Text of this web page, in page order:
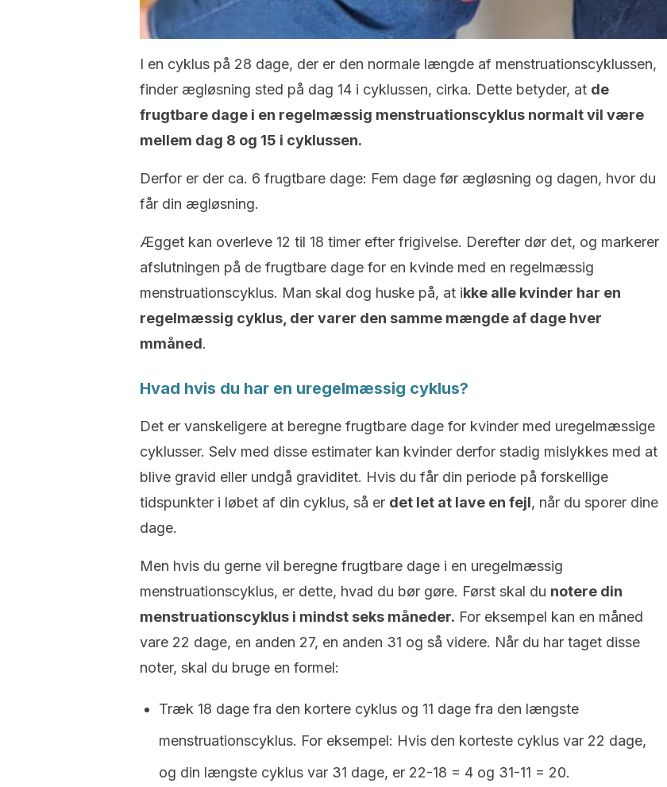
I en cyklus på 28 dage, der er den normale længde af menstruationscyklussen,
finder ægløsning sted på dag 14 i cyklussen, cirka. Dette betyder, at de
frugtbare dage i en regelmæssig menstruationscyklus normalt vil være
mellem dag 8 og 15 i cyklussen.
Derfor er der ca. 6 frugtbare dage: Fem dage før ægløsning og dagen, hvor du
får din ægløsning.
Ægget kan overleve 12 til 18 timer efter frigivelse. Derefter dør det, og markerer
afslutningen på de frugtbare dage for en kvinde med en regelmæssig
menstruationscyklus. Man skal dog huske på, at ikke alle kvinder har en
regelmæssig cyklus, der varer den samme mængde af dage hver
mmåned.
Hvad hvis du har en uregelmæssig cyklus?
Det er vanskeligere at beregne frugtbare dage for kvinder med uregelmæssige
cyklusser. Selv med disse estimater kan kvinder derfor stadig mislykkes med at
blive gravid eller undgå graviditet. Hvis du får din periode på forskellige
tidspunkter i løbet af din cyklus, så er det let at lave en fejl, når du sporer dine
dage.
Men hvis du gerne vil beregne frugtbare dage i en uregelmæssig
menstruationscyklus, er dette, hvad du bør gøre. Først skal du notere din
menstruationscyklus i mindst seks måneder. For eksempel kan en måned
vare 22 dage, en anden 27, en anden 31 og så videre. Når du har taget disse
noter, skal du bruge en formel:
Træk 18 dage fra den kortere cyklus og 11 dage fra den længste
menstruationscyklus. For eksempel: Hvis den korteste cyklus var 22 dage,
og din længste cyklus var 31 dage, er 22-18 = 4 og 31-11 = 20.